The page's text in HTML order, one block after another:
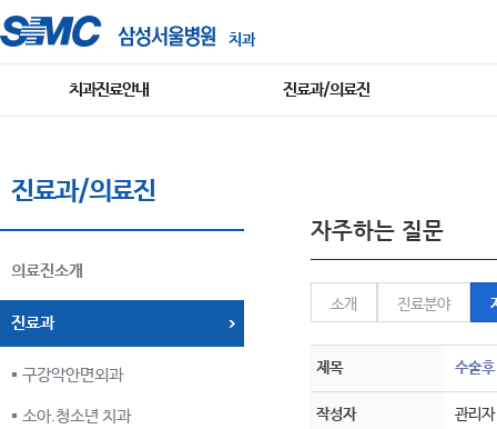
치과
치과진료안내 진료과/의료진
진료과/의료진
의료진소개
진료과
구강악안면외과
소아.청소년 치과
자주하는 질문
소개 진료분야
제목 수술
작성자 관리자